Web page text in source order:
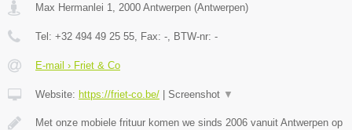
Max Hermanlei 1 2000 Antwerpen (Antwerpen)
Tel: +32 494 49 25 55 , Fax: - , BTW-nr: -
E-mail › Friet & Co
Website: https://friet-co.be/ Screenshot ▼
Met onze mobiele frituur komen we sinds 2006 vanuit Antwerpen op